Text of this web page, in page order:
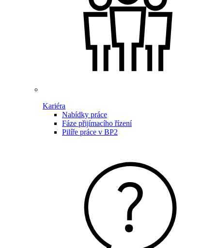
Kariéra
Nabídky práce
Fáze přijímacího řízení
Pilíře práce v BP2